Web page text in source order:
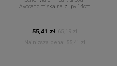
Avocado miska na zupy 14cm
55,41 zł 65,19 zł
Najniższa cena:
55,41 zł